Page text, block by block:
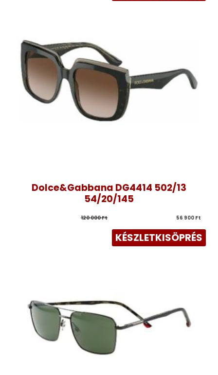
Dolce&Gabbana DG4414 502/13
54/20/145
120 000 Ft 56 900 Ft
KÉSZLETKISÖPRÉS